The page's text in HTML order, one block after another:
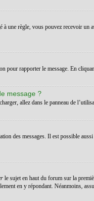
une règle, vous pouvez recevoir
rapporter le message. En
message ?
allez dans le panneau de
des messages. Il est possible
le sujet en haut du forum sur la
en y répondant. Néanmoins,